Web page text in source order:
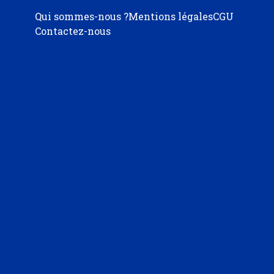
Qui sommes-nous ?Mentions légalesCGU
Contactez-nous